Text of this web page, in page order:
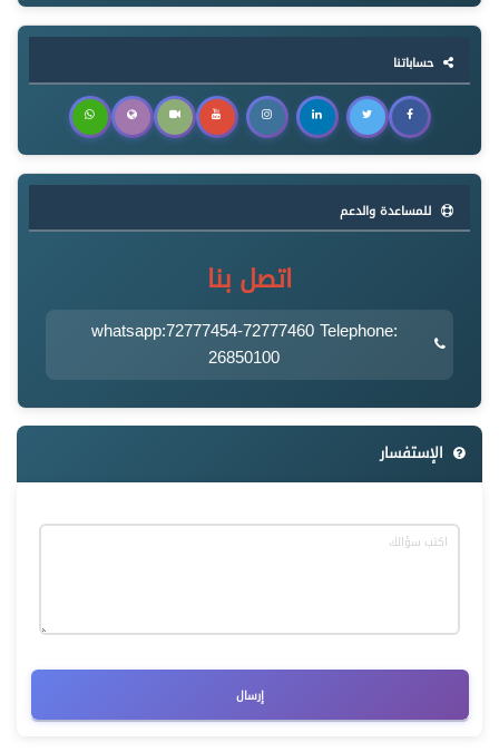
حساباتنا
للمساعدة والدعم
اتصل بنا
whatsapp:72777454-72777460 Telephone:
26850100
الإستفسار
إرسال